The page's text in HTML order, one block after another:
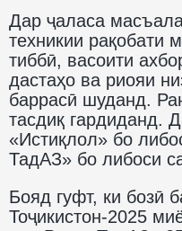
Дар ҷаласа
техникии рақобати
тиббӣ, васоити
дастаҳо ва риояи
баррасӣ шуданд.
тасдиқ гардиданд.
«Истиқлол» бо
ТадАЗ» бо либоси
Бояд гуфт, ки бозӣ
Тоҷикистон-2025